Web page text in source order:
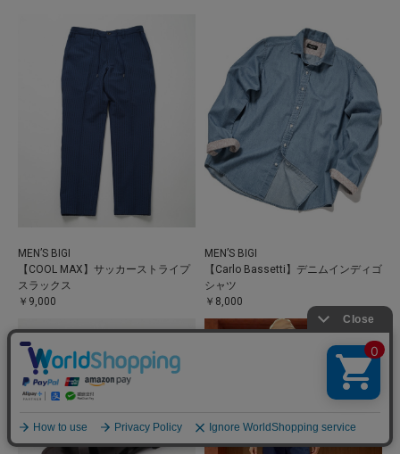
MEN’S BIGI
【COOL MAX】サッカーストライプ
スラックス
￥9,000
MEN’S BIGI
【Carlo Bassetti】デニムインディゴ
シャツ
￥8,000